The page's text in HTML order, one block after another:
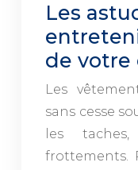
Les
de votre
Les
sans cesse
les
frottements.